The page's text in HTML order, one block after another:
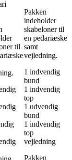
til
Pakken
indeholder
skabeloner til
en pedariæske
samt
vejledning.
1 indvendig
bund
1 indvendig
top
1 udvendig
bund
1 indvendig
top
vejledning
Pakken